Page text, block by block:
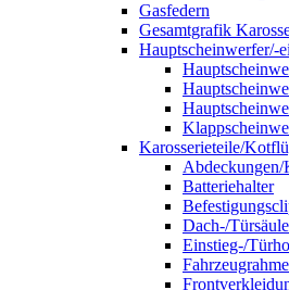
Gasfedern
Gesamtgrafik
Hauptscheinwerfer/-
Karosserieteile/
Abdeckungen/
Batteriehalter
Dach-/
Einstieg-/